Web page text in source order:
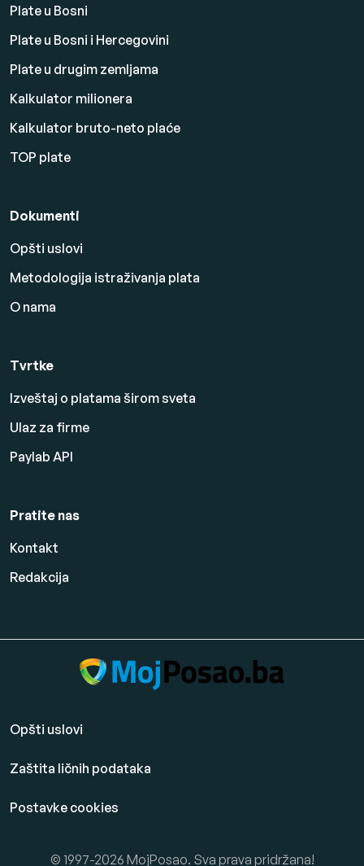
Plate u Bosni
Plate u Bosni i Hercegovini
Plate u drugim zemljama
Kalkulator milionera
Kalkulator bruto-neto plaće
TOP plate
Dokumenti
Opšti uslovi
Metodologija istraživanja plata
O nama
Tvrtke
Izveštaj o platama širom sveta
Ulaz za firme
Paylab API
Pratite nas
Kontakt
Redakcija
Opšti uslovi
Zaštita ličnih podataka
Postavke cookies
© 1997-2026 MojPosao. Sva prava pridržana!